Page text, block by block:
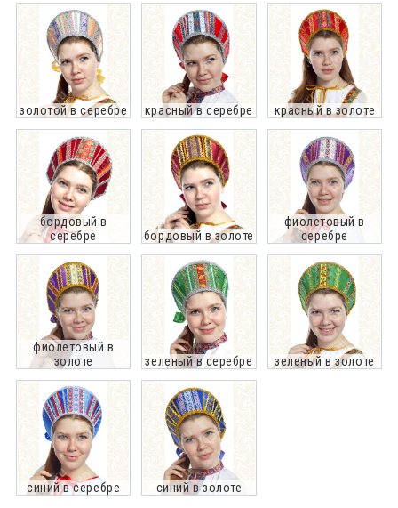
золотой в серебре красный в серебре красный в золоте
бордовый в
серебре
бордовый в золоте
фиолетовый в
серебре
фиолетовый в
золоте
зеленый в серебре зеленый в золоте
синий в серебре синий в золоте